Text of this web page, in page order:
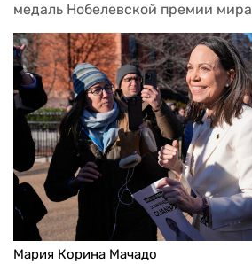
медаль Нобелевской премии мира
Мария Корина Мачадо